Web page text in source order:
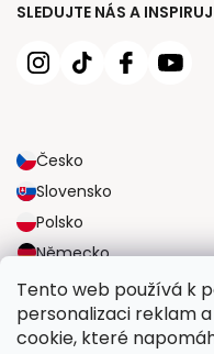
Tento web používá k
personalizaci reklam
cookie, které
SLEDUJTE NÁS A
Česko
Slovensko
Polsko
Německo
Velká Británie
SPOLEHLIVÉ MOŽNOSTI